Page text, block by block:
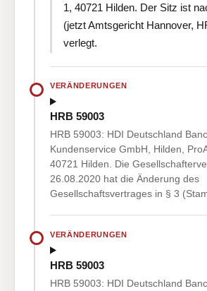
1, 40721 Hilden. Der Sitz ist
(jetzt Amtsgericht Hannover,
verlegt.
VERÄNDERUNGEN
HRB 59003
HRB 59003: HDI Deutschland
Kundenservice GmbH, Hilden,
40721 Hilden. Die
26.08.2020 hat die Änderung des
Gesellschaftsvertrages in § 3
VERÄNDERUNGEN
HRB 59003
HRB 59003: HDI Deutschland